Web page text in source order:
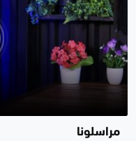
مراسلونا